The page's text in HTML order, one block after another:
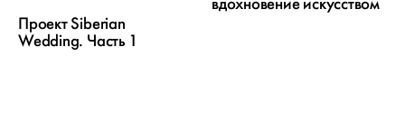
Проект Siberian
Wedding. Часть 1